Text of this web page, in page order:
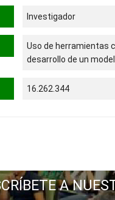
Investigador
Uso de herramientas
desarrollo de un
16.262.344
A